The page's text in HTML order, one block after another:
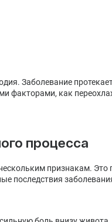
Заболевание
факторами, как
процесса
признакам. Это
последствия